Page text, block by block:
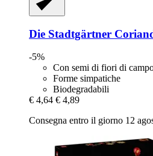
Die Stadtgärtner
-5%
Con semi di fiori di
Forme simpatiche
Biodegradabili
€ 4,64 € 4,89
Consegna entro il giorno 12